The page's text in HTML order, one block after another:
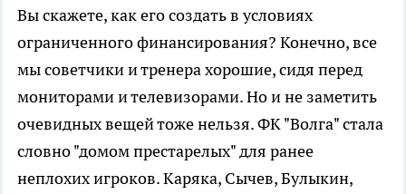
Вы скажете, как его создать в условиях
ограниченного финансирования? Конечно, все
мы советчики и тренера хорошие, сидя перед
мониторами и телевизорами. Но и не заметить
очевидных вещей тоже нельзя. ФК "Волга" стала
словно "домом престарелых" для ранее
неплохих игроков. Каряка, Сычев, Булыкин,